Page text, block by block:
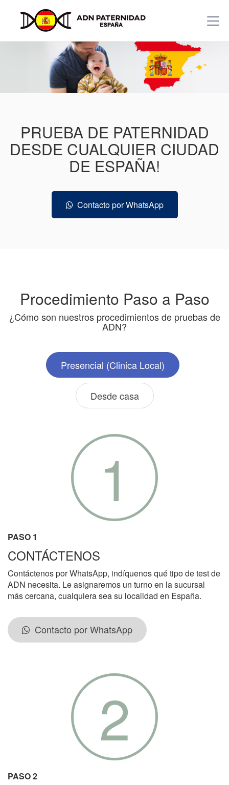
PRUEBA DE PATERNIDAD
DESDE CUALQUIER CIUDAD
DE ESPAÑA!
Contacto por WhatsApp
Procedimiento Paso a Paso
¿Cómo son nuestros procedimientos de pruebas de
ADN?
Presencial (Clinica Local)
Desde casa
1
PASO 1
CONTÁCTENOS
Contáctenos por WhatsApp, indíquenos qué tipo de test de
ADN necesita. Le asignaremos un turno en la sucursal
más cercana, cualquiera sea su localidad en España.
Contacto por WhatsApp
2
PASO 2